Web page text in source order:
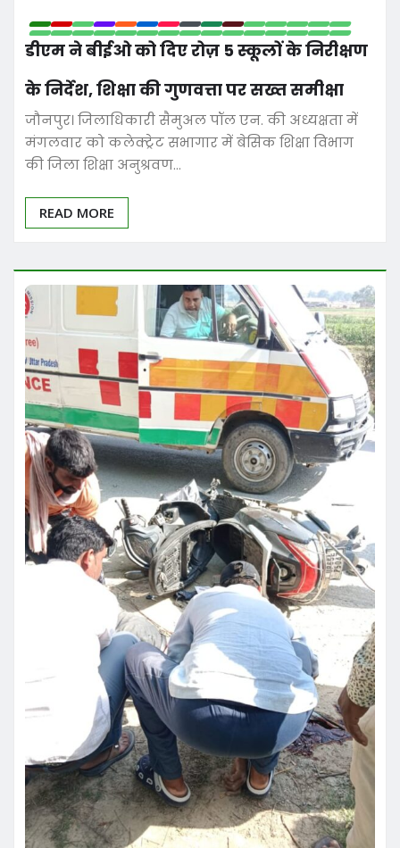
डीएम ने बीईओ को दिए रोज़ 5 स्कूलों के निरीक्षण
के निर्देश, शिक्षा की गुणवत्ता पर सख्त समीक्षा
जौनपुर। जिलाधिकारी सैमुअल पॉल एन. की अध्यक्षता में
मंगलवार को कलेक्ट्रेट सभागार में बेसिक शिक्षा विभाग
की जिला शिक्षा अनुश्रवण…
READ MORE